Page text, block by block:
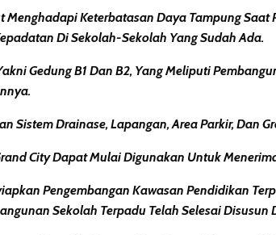
Menghadapi Keterbatasan Daya Tampung
Di Sekolah-Sekolah Yang Sudah Ada.
Gedung B1 Dan B2, Yang Meliputi
Sistem Drainase, Lapangan, Area Parkir,
City Dapat Mulai Digunakan Untuk
Pengembangan Kawasan Pendidikan
Sekolah Terpadu Telah Selesai